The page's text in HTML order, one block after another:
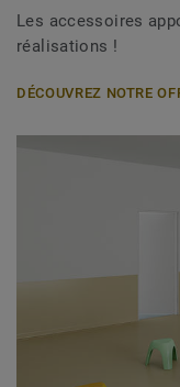
Les accessoires
réalisations !
DÉCOUVREZ NOTRE